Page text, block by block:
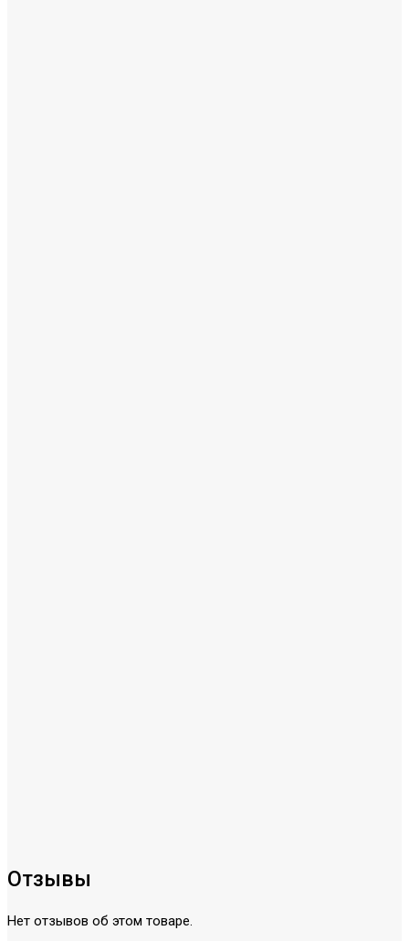
Отзывы
Нет отзывов об этом товаре.